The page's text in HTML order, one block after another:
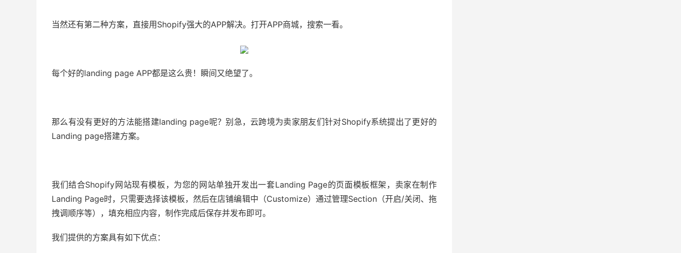
当然还有第二种方案，直接用Shopify强大的APP解决。 打开APP商城，搜索一看。
每个好的landing page APP都是这么贵！瞬间又绝望了。
那么有没有更好的方法能搭建landing page呢？别急，云跨境为卖家朋友们针对Shopify系统提出了更好的
Landing page搭建方案。
我们结合Shopify网站现有模板，为您的网站单独开发出一套Landing Page的页面模板框架，卖家在制作
Landing Page时，只需要选择该模板，然后在店铺编辑中（Customize）通过管理Section（开启/关闭、拖
拽调顺序等），填充相应内容，制作完成后保存并发布即可。
我们提供的方案具有如下优点：